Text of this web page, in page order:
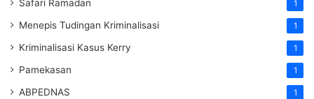
Safari Ramadan 1
Menepis Tudingan Kriminalisasi 1
Kriminalisasi Kasus Kerry 1
Pamekasan 1
ABPEDNAS 1